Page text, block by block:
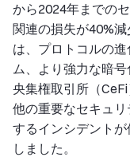
から2024年までの
関連の損失が40%
は、プロトコルの
ム、より強力な暗
央集権取引所（
他の重要なセキュ
するインシデント
しました。